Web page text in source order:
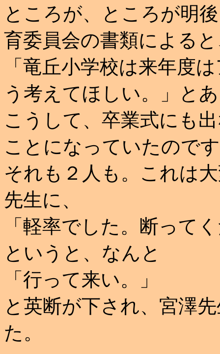
ところが、ところが明
育委員会の書類による
「竜丘小学校は来年度
う考えてほしい。」と
こうして、卒業式にも
ことになっていたので
それも２人も。これは
先生に、
「軽率でした。断って
というと、なんと
「行って来い。」
と英断が下され、宮澤
た。